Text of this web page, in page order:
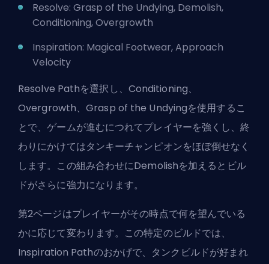
Resolve: Grasp of the Undying, Demolish,
Conditioning, Overgrowth
Inspiration: Magical Footwear, Approach
Velocity
Resolve Pathを選択し、Conditioning、
Overgrowth、Grasp of the Undyingを使用するこ
とで、ゲームが進むにつれてプレイヤーを強くし、終
わりにかけてはタンキーチャンピオンをほぼ倒せなく
します。この組み合わせにDemolishを加えるとビル
ドがさらに強力になります。
第2ページはプレイヤーがその時点で何を望んでいる
かに応じて変わります。この特定のビルドでは、
Inspiration Pathのおかげで、タンクビルドが好まれ